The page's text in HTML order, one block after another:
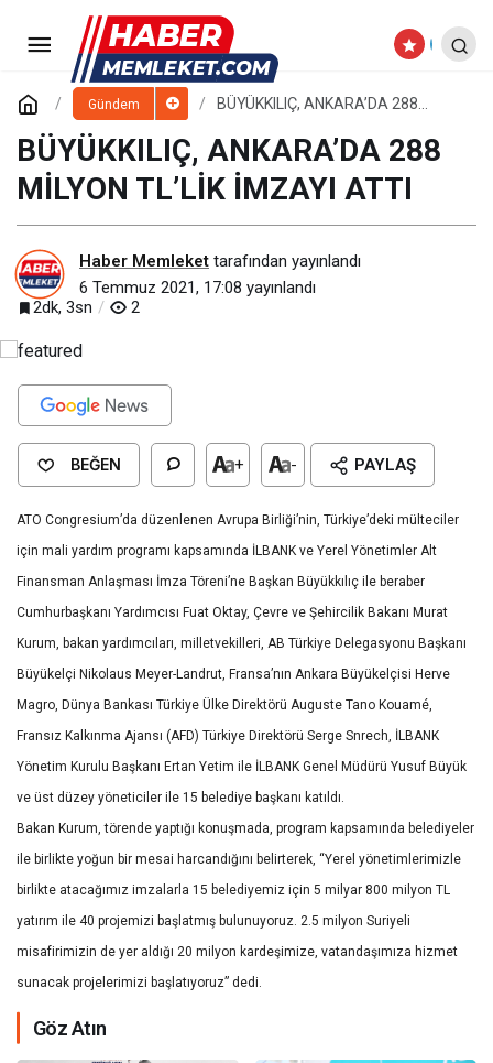
Gündem
BÜYÜKKILIÇ, ANKARA’DA 288
BÜYÜKKILIÇ, ANKARA’DA 288
MİLYON TL’LİK İMZAYI ATTI
Haber Memleket tarafından yayınlandı
6 Temmuz 2021, 17:08 yayınlandı
2dk, 3sn
2
BEĞEN + - PAYLAŞ
ATO Congresium’da düzenlenen Avrupa Birliği’nin, Türkiye’deki mülteciler
için mali yardım programı kapsamında İLBANK ve Yerel Yönetimler Alt
Finansman Anlaşması İmza Töreni’ne Başkan Büyükkılıç ile beraber
Cumhurbaşkanı Yardımcısı Fuat Oktay, Çevre ve Şehircilik Bakanı Murat
Kurum, bakan yardımcıları, milletvekilleri, AB Türkiye Delegasyonu Başkanı
Büyükelçi Nikolaus Meyer-Landrut, Fransa’nın Ankara Büyükelçisi Herve
Magro, Dünya Bankası Türkiye Ülke Direktörü Auguste Tano Kouamé,
Fransız Kalkınma Ajansı (AFD) Türkiye Direktörü Serge Snrech, İLBANK
Yönetim Kurulu Başkanı Ertan Yetim ile İLBANK Genel Müdürü Yusuf Büyük
ve üst düzey yöneticiler ile 15 belediye başkanı katıldı.
Bakan Kurum, törende yaptığı konuşmada, program kapsamında belediyeler
ile birlikte yoğun bir mesai harcandığını belirterek, “Yerel yönetimlerimizle
birlikte atacağımız imzalarla 15 belediyemiz için 5 milyar 800 milyon TL
yatırım ile 40 projemizi başlatmış bulunuyoruz. 2.5 milyon Suriyeli
misafirimizin de yer aldığı 20 milyon kardeşimize, vatandaşımıza hizmet
sunacak projelerimizi başlatıyoruz” dedi.
Göz Atın
BAŞKAN ESAT ÖZTÜRK LGS
BİRİNCİSİNİ TEBRİK ETTİ
Yorum Yap